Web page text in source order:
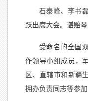
石泰峰、李书
跃出席大会。谌贻琴
受命名的全国
作领导小组成员，
区、直辖市和新疆
拥办负责同志等参加